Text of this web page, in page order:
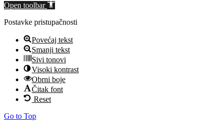
Open toolbar
Postavke pristupačnosti
Povećaj tekst
Smanji tekst
Sivi tonovi
Visoki kontrast
Obrni boje
Čitak font
Reset
Go to Top